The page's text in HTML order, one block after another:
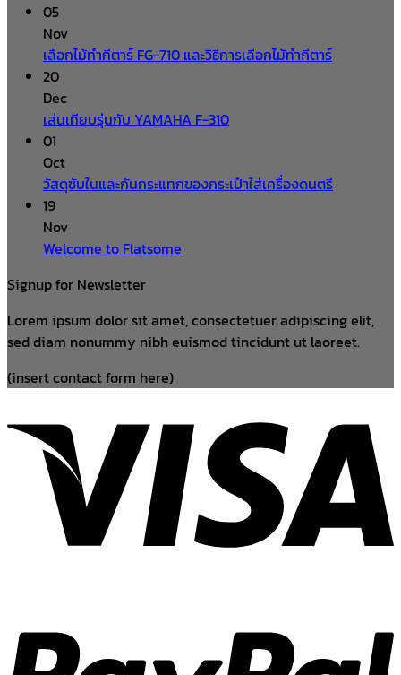
05
Nov
เลือกไม้ทำกีตาร์ FG-710 และวิธีการเลือกไม้ทำกีตาร์
20
Dec
เล่นเทียบรุ่นกับ YAMAHA F-310
01
Oct
วัสดุซับในและกันกระแทกของกระเป๋าใส่เครื่องดนตรี
19
Nov
Welcome to Flatsome
Signup for Newsletter
Lorem ipsum dolor sit amet, consectetuer adipiscing elit,
sed diam nonummy nibh euismod tincidunt ut laoreet.
(insert contact form here)